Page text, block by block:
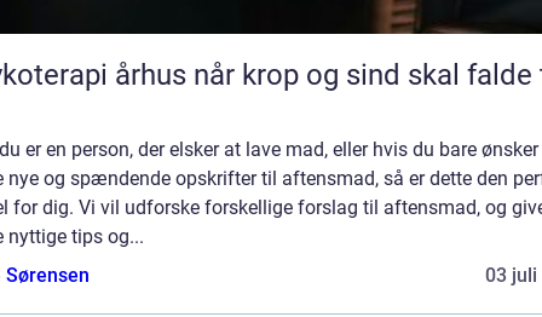
århus når krop og sind skal falde til
er en person, der elsker at lave mad, eller hvis du bare
nye og spændende opskrifter til aftensmad, så er dette den
for dig. Vi vil udforske forskellige forslag til aftensmad, og
nyttige tips og...
Sørensen
03 juli